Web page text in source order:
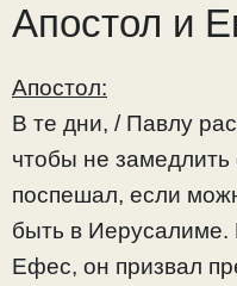
Апостол и
Апостол:
В те дни, / Павлу
чтобы не
поспешал, если
быть в
Ефес, он призвал